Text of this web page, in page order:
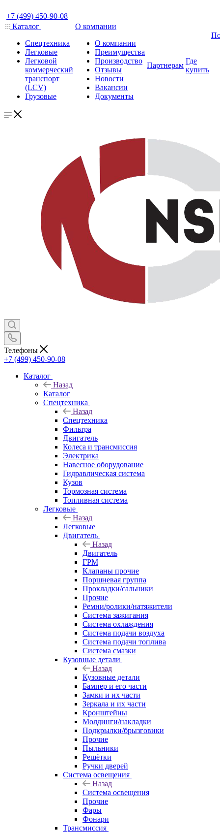
+7 (499) 450-90-08
Каталог
Спецтехника
Легковые
Легковой
коммерческий
транспорт
(LCV)
Грузовые
О компании
О компании
Преимущества
Производство
Отзывы
Новости
Вакансии
Документы
Партнерам
Где
купить
Телефоны
+7 (499) 450-90-08
Каталог
Назад
Каталог
Спецтехника
Назад
Спецтехника
Фильтра
Двигатель
Колеса и трансмиссия
Электрика
Навесное оборудование
Гидравлическая система
Кузов
Тормозная система
Топливная система
Легковые
Назад
Легковые
Двигатель
Назад
Двигатель
ГРМ
Клапаны прочие
Поршневая группа
Прокладки/сальники
Прочие
Ремни/ролики/натяжители
Система зажигания
Система охлаждения
Система подачи воздуха
Система подачи топлива
Система смазки
Кузовные детали
Назад
Кузовные детали
Бампер и его части
Замки и их части
Зеркала и их части
Кронштейны
Молдинги/накладки
Подкрылки/брызговики
Прочие
Пыльники
Решётки
Ручки дверей
Система освещения
Назад
Система освещения
Прочие
Фары
Фонари
Трансмиссия